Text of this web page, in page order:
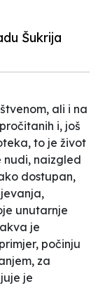
Šukrija
ali i na
i, još
to je život
nudi, naizgled
dostupan,
unutarnje
je
počinju
za
je